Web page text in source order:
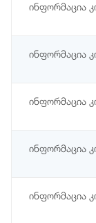
ინფორმაცია
ინფორმაცია
ინფორმაცია
ინფორმაცია
ინფორმაცია